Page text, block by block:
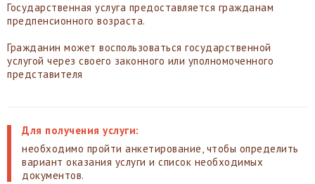
Государственная услуга предоставляется гражданам
предпенсионного возраста.
Гражданин может воспользоваться государственной
услугой через своего законного или уполномоченного
представителя
Для получения услуги:
необходимо пройти анкетирование, чтобы определить
вариант оказания услуги и список необходимых
документов.